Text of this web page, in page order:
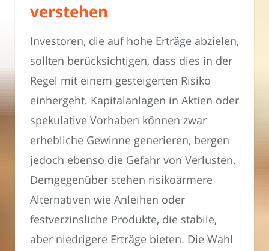
verstehen
Investoren, die auf hohe Erträge abzielen,
sollten berücksichtigen, dass dies in der
Regel mit einem gesteigerten Risiko
einhergeht. Kapitalanlagen in Aktien oder
spekulative Vorhaben können zwar
erhebliche Gewinne generieren, bergen
jedoch ebenso die Gefahr von Verlusten.
Demgegenüber stehen risikoärmere
Alternativen wie Anleihen oder
festverzinsliche Produkte, die stabile,
aber niedrigere Erträge bieten. Die Wahl